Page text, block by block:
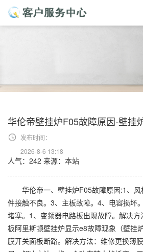
华伦帝壁挂炉F05故障原因-壁挂
发布时间：
2026-8-6 13:18
人气：242 来源：本站
华伦帝一、壁挂炉F05故障原因:1、风
件接触不良。3、主板故障。4、电容损坏
堵塞。1、变频器电路板出现故障。解决
板阿里斯顿壁挂炉显示e8故障现象（壁挂
膜开关面板断路。解决方法：维修更换薄